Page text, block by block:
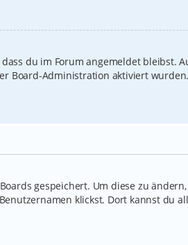
du im Forum angemeldet bleibst.
Board-Administration aktiviert
gespeichert. Um diese zu
klickst. Dort kannst du